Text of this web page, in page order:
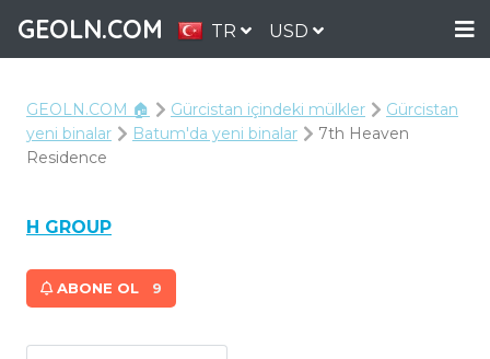
GEOLN.COM TR USD
GEOLN.COM 🏠 Gürcistan içindeki mülkler
Gürcistan
yeni binalar
Batum'da yeni binalar
7th Heaven
Residence
H GROUP
ABONE OL 9